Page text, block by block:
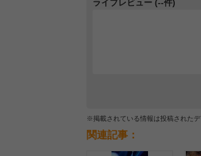
ライブレビュー (--件)
※掲載されている情報は投稿された
関連記事：